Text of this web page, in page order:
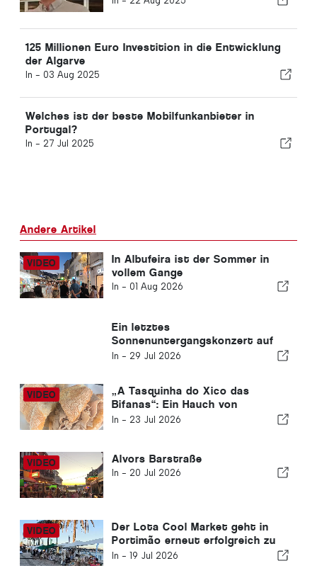
125 Millionen Euro Investition in die Entwicklung
der Algarve
In - 03 Aug 2025
Welches ist der beste Mobilfunkanbieter in
Portugal?
In - 27 Jul 2025
Andere Artikel
In Albufeira ist der Sommer in
vollem Gange
In - 01 Aug 2026
Ein letztes
Sonnenuntergangskonzert auf
der Strandpromenade von
In - 29 Jul 2026
„A Tasquinha do Xico das
Bifanas“: Ein Hauch von
Tradition auf dem Markt von
In - 23 Jul 2026
Alvors Barstraße
In - 20 Jul 2026
Der Lota Cool Market geht in
Portimão erneut erfolgreich zu
Ende
In - 19 Jul 2026